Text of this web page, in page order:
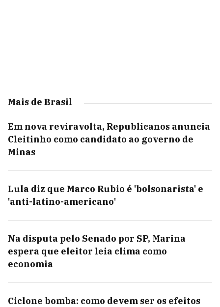
Mais de Brasil
Em nova reviravolta, Republicanos anuncia
Cleitinho como candidato ao governo de
Minas
Lula diz que Marco Rubio é 'bolsonarista' e
'anti-latino-americano'
Na disputa pelo Senado por SP, Marina
espera que eleitor leia clima como
economia
Ciclone bomba: como devem ser os efeitos